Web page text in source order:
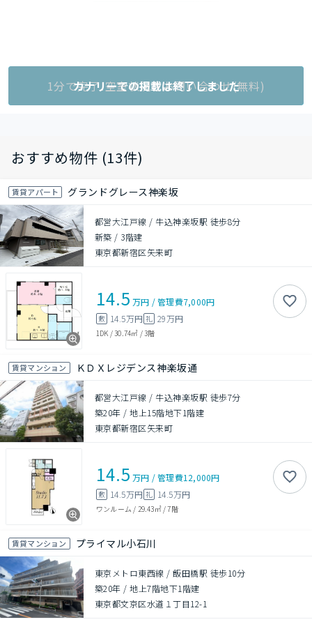
1分で完了!空室状況をお問い合わせ(無料)
カナリーでの掲載は終了しました
おすすめ物件 (13件)
賃貸アパート グランドグレース神楽坂
都営大江戸線 / 牛込神楽坂駅 徒歩8分
新築 / 3階建
東京都新宿区矢来町
14.5 万円 /管理費7,000円
敷 14.5万円 礼 29万円
1DK /30.74㎡ /3階
賃貸マンション ＫＤＸレジデンス神楽坂通
都営大江戸線 / 牛込神楽坂駅 徒歩7分
築20年 /地上15階地下1階建
東京都新宿区矢来町
14.5 万円 /管理費12,000円
敷 14.5万円 礼 14.5万円
ワンルーム / 29.43㎡/7階
賃貸マンション プライマル小石川
東京メトロ東西線 / 飯田橋駅 徒歩10分
築20年 /地上7階地下1階建
東京都文京区水道１丁目12-1